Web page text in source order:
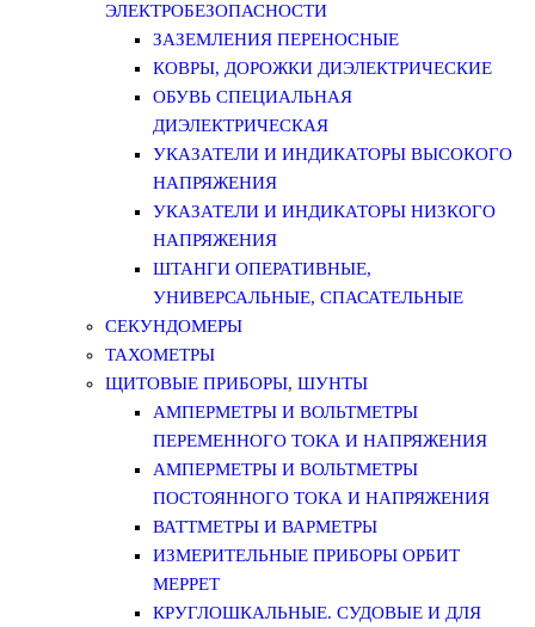
ЭЛЕКТРОБЕЗОПАСНОСТИ
ЗАЗЕМЛЕНИЯ ПЕРЕНОСНЫЕ
КОВРЫ, ДОРОЖКИ ДИЭЛЕКТРИЧЕСКИЕ
ОБУВЬ СПЕЦИАЛЬНАЯ
ДИЭЛЕКТРИЧЕСКАЯ
УКАЗАТЕЛИ И ИНДИКАТОРЫ ВЫСОКОГО
НАПРЯЖЕНИЯ
УКАЗАТЕЛИ И ИНДИКАТОРЫ НИЗКОГО
НАПРЯЖЕНИЯ
ШТАНГИ ОПЕРАТИВНЫЕ,
УНИВЕРСАЛЬНЫЕ, СПАСАТЕЛЬНЫЕ
СЕКУНДОМЕРЫ
ТАХОМЕТРЫ
ЩИТОВЫЕ ПРИБОРЫ, ШУНТЫ
АМПЕРМЕТРЫ И ВОЛЬТМЕТРЫ
ПЕРЕМЕННОГО ТОКА И НАПРЯЖЕНИЯ
АМПЕРМЕТРЫ И ВОЛЬТМЕТРЫ
ПОСТОЯННОГО ТОКА И НАПРЯЖЕНИЯ
ВАТТМЕТРЫ И ВАРМЕТРЫ
ИЗМЕРИТЕЛЬНЫЕ ПРИБОРЫ ОРБИТ
МЕРРЕТ
КРУГЛОШКАЛЬНЫЕ. СУДОВЫЕ И ДЛЯ